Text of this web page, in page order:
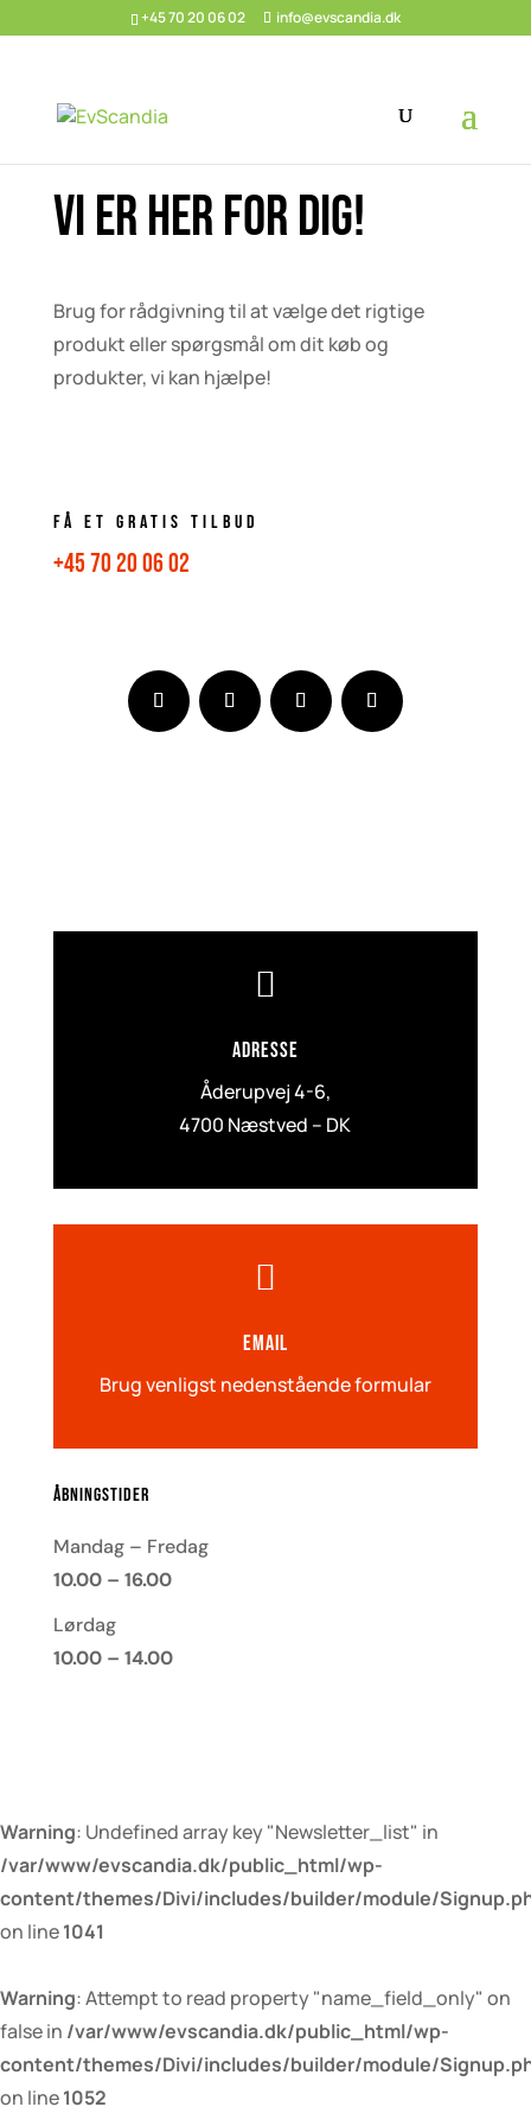
+45 70 20 06 02 info@evscandia.dk
Vi er her for dig!
Brug for rådgivning til at vælge det rigtige
produkt eller spørgsmål om dit køb og
produkter, vi kan hjælpe!
Få et gratis tilbud
+45 70 20 06 02

Adresse
Åderupvej 4-6,
4700 Næstved – DK

Email
Brug venligst nedenstående formular
Åbningstider
Mandag – Fredag
10.00 – 16.00
Lørdag
10.00 – 14.00
Warning: Undefined array key "Newsletter_list" in
/var/www/evscandia.dk/public_html/wp-
content/themes/Divi/includes/builder/module/
on line1041
Warning: Attempt to read property "name_field_only" on
false in /var/www/evscandia.dk/public_html/wp-
content/themes/Divi/includes/builder/module/
on line1052